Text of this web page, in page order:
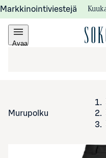
Markkinointiviestejä
Avaa
Murupolku